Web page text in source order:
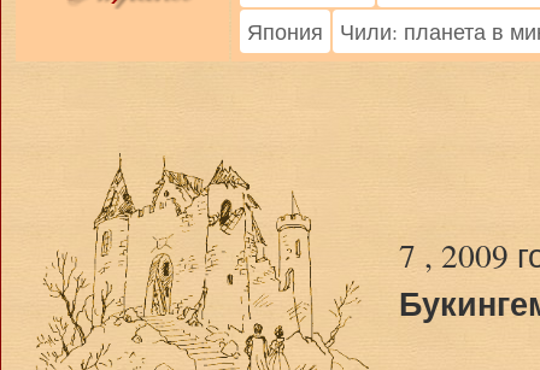
Япония
Чили: планета в
7 , 2009